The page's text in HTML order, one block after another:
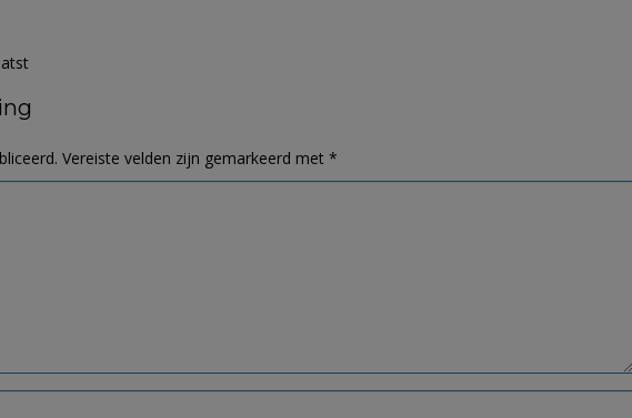
Vereiste velden zijn gemarkeerd met *